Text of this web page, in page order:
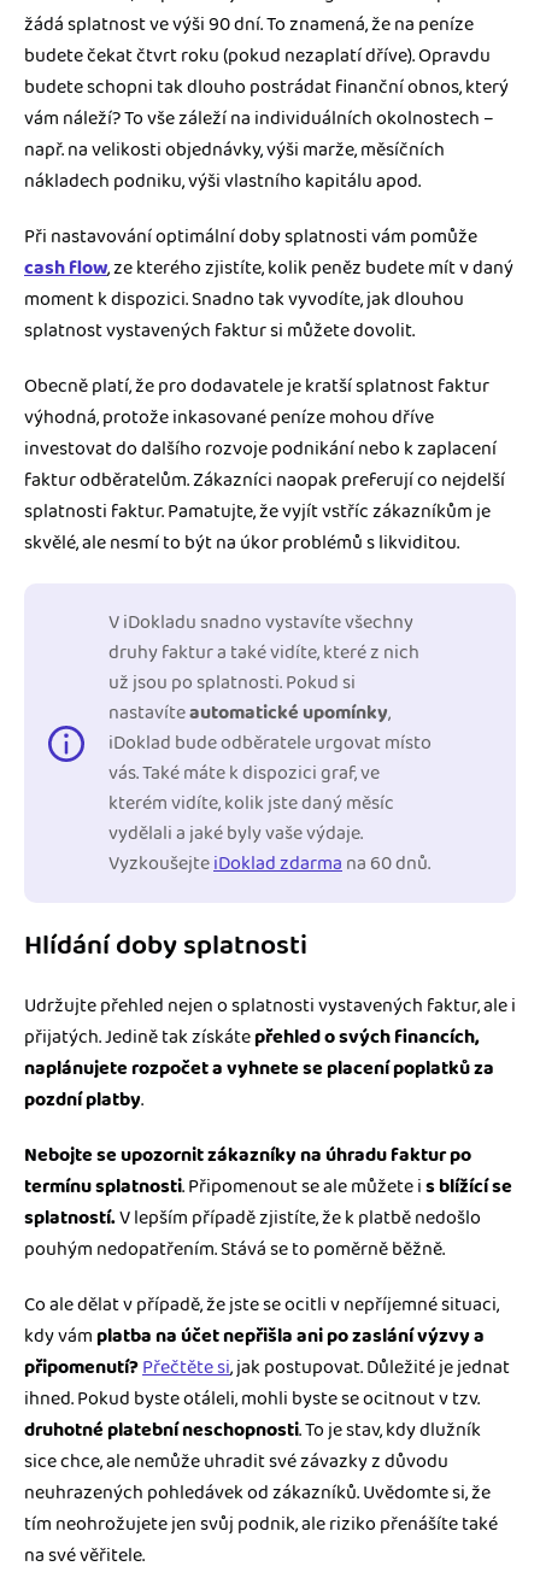
žádá splatnost ve výši 90 dní. To znamená, že na peníze
budete čekat čtvrt roku (pokud nezaplatí dříve). Opravdu
budete schopni tak dlouho postrádat finanční obnos, který
vám náleží? To vše záleží na individuálních okolnostech –
např. na velikosti objednávky, výši marže, měsíčních
nákladech podniku, výši vlastního kapitálu apod.
Při nastavování optimální doby splatnosti vám pomůže
cash flow, ze kterého zjistíte, kolik peněz budete mít v daný
moment k dispozici. Snadno tak vyvodíte, jak dlouhou
splatnost vystavených faktur si můžete dovolit.
Obecně platí, že pro dodavatele je kratší splatnost faktur
výhodná, protože inkasované peníze mohou dříve
investovat do dalšího rozvoje podnikání nebo k zaplacení
faktur odběratelům. Zákazníci naopak preferují co nejdelší
splatnosti faktur. Pamatujte, že vyjít vstříc zákazníkům je
skvělé, ale nesmí to být na úkor problémů s likviditou.
V iDokladu snadno vystavíte všechny
druhy faktur a také vidíte, které z nich
už jsou po splatnosti. Pokud si
nastavíteautomatické upomínky,
iDoklad bude odběratele urgovat místo
vás. Také máte k dispozici graf, ve
kterém vidíte, kolik jste daný měsíc
vydělali a jaké byly vaše výdaje.
VyzkoušejteiDoklad zdarmana 60 dnů.
Hlídání doby splatnosti
Udržujte přehled nejen o splatnosti vystavených faktur, ale i
přijatých. Jedině tak získátepřehled o svých financích,
naplánujete rozpočet a vyhnete se placení poplatků za
pozdní platby.
Nebojte se upozornit zákazníky na úhradu faktur po
termínu splatnosti. Připomenout se ale můžete is blížící se
splatností.V lepším případě zjistíte, že k platbě nedošlo
pouhým nedopatřením. Stává se to poměrně běžně.
Co ale dělat v případě, že jste se ocitli v nepříjemné situaci,
kdy vámplatba na účet nepřišla ani po zaslání výzvy a
připomenutí?Přečtěte si, jak postupovat. Důležité je jednat
ihned. Pokud byste otáleli, mohli byste se ocitnout v tzv.
druhotné platební neschopnosti. To je stav, kdy dlužník
sice chce, ale nemůže uhradit své závazky z důvodu
neuhrazených pohledávek od zákazníků. Uvědomte si, že
tím neohrožujete jen svůj podnik, ale riziko přenášíte také
na své věřitele.